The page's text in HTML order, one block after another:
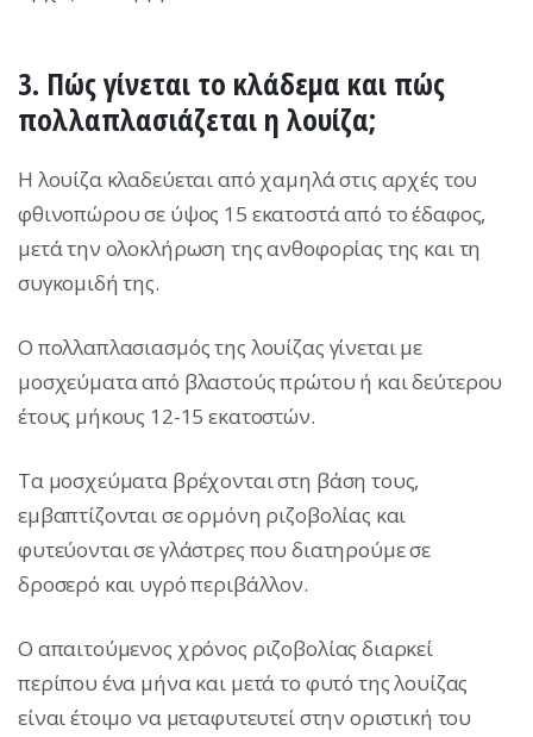
3. Πώς γίνεται το κλάδεμα και πώς
πολλαπλασιάζεται η λουίζα;
Η λουίζα κλαδεύεται από χαμηλά στις αρχές του
φθινοπώρου σε ύψος 15 εκατοστά από το έδαφος,
μετά την ολοκλήρωση της ανθοφορίας της και τη
συγκομιδή της.
Ο πολλαπλασιασμός της λουίζας γίνεται με
μοσχεύματα από βλαστούς πρώτου ή και δεύτερου
έτους μήκους 12-15 εκατοστών.
Τα μοσχεύματα βρέχονται στη βάση τους,
εμβαπτίζονται σε ορμόνη ριζοβολίας και
φυτεύονται σε γλάστρες που διατηρούμε σε
δροσερό και υγρό περιβάλλον.
Ο απαιτούμενος χρόνος ριζοβολίας διαρκεί
περίπου ένα μήνα και μετά το φυτό της λουίζας
είναι έτοιμο να μεταφυτευτεί στην οριστική του